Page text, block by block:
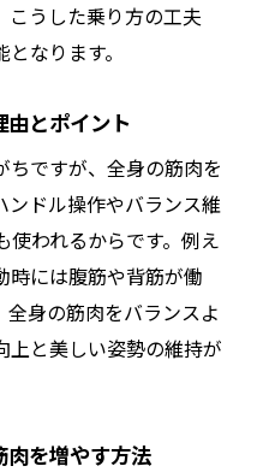
こうした乗り方の工夫
なります。
由とポイント
ちですが、全身の筋肉を
ンドル操作やバランス維
使われるからです。例え
時には腹筋や背筋が働
全身の筋肉をバランスよ
上と美しい姿勢の維持が
肉を増やす方法